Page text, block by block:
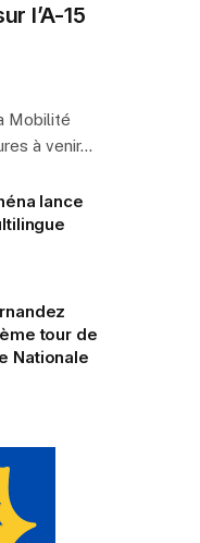
l’A-15
Mobilité
à venir…
lance
tour de
Nationale